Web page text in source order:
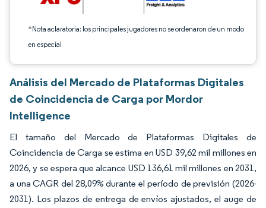
*Nota aclaratoria: los principales jugadores no se ordenaron de un modo
en especial
Análisis del Mercado de Plataformas Digitales
de Coincidencia de Carga por Mordor
Intelligence
El tamaño del Mercado de Plataformas Digitales de
Coincidencia de Carga se estima en USD 39,62 mil millones en
2026, y se espera que alcance USD 136,61 mil millones en 2031,
a una CAGR del 28,09% durante el período de previsión (2026-
2031). Los plazos de entrega de envíos ajustados, el auge de